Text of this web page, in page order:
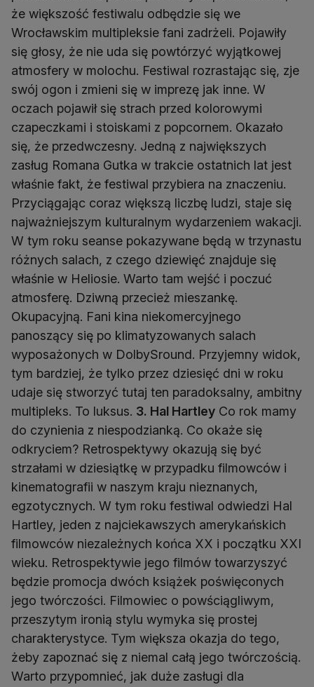
że większość festiwalu odbędzie się we
Wrocławskim multipleksie fani zadrżeli. Pojawiły
się głosy, że nie uda się powtórzyć wyjątkowej
atmosfery w molochu. Festiwal rozrastając się, zje
swój ogon i zmieni się w imprezę jak inne. W
oczach pojawił się strach przed kolorowymi
czapeczkami i stoiskami z popcornem. Okazało
się, że przedwczesny. Jedną z największych
zasług Romana Gutka w trakcie ostatnich lat jest
właśnie fakt, że festiwal przybiera na znaczeniu.
Przyciągając coraz większą liczbę ludzi, staje się
najważniejszym kulturalnym wydarzeniem wakacji.
W tym roku seanse pokazywane będą w trzynastu
różnych salach, z czego dziewięć znajduje się
właśnie w Heliosie. Warto tam wejść i poczuć
atmosferę. Dziwną przecież mieszankę.
Okupacyjną. Fani kina niekomercyjnego
panoszący się po klimatyzowanych salach
wyposażonych w DolbySround. Przyjemny widok,
tym bardziej, że tylko przez dziesięć dni w roku
udaje się stworzyć tutaj ten paradoksalny, ambitny
multipleks. To luksus. 3. Hal Hartley Co rok mamy
do czynienia z niespodzianką. Co okaże się
odkryciem? Retrospektywy okazują się być
strzałami w dziesiątkę w przypadku filmowców i
kinematografii w naszym kraju nieznanych,
egzotycznych. W tym roku festiwal odwiedzi Hal
Hartley, jeden z najciekawszych amerykańskich
filmowców niezależnych końca XX i początku XXI
wieku. Retrospektywie jego filmów towarzyszyć
będzie promocja dwóch książek poświęconych
jego twórczości. Filmowiec o powściągliwym,
przeszytym ironią stylu wymyka się prostej
charakterystyce. Tym większa okazja do tego,
żeby zapoznać się z niemal całą jego twórczością.
Warto przypomnieć, jak duże zasługi dla